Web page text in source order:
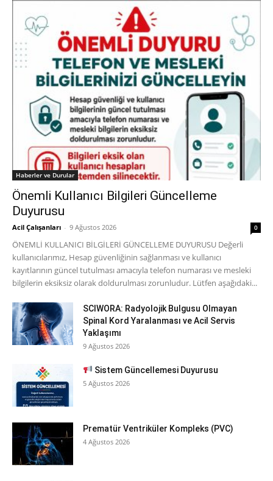
Haberler ve Durular
Önemli Kullanıcı Bilgileri Güncelleme
Duyurusu
Acil Çalışanları - 9 Ağustos 2026 0
ÖNEMLİ KULLANICI BİLGİLERİ GÜNCELLEME DUYURUSU Değerli
kullanıcılarımız, Hesap güvenliğinin sağlanması ve kullanıcı
kayıtlarının güncel tutulması amacıyla telefon numarası ve mesleki
bilgilerin eksiksiz olarak doldurulması zorunludur. Lütfen aşağıdaki...
SCIWORA: Radyolojik Bulgusu Olmayan
Spinal Kord Yaralanması ve Acil Servis
Yaklaşımı
9 Ağustos 2026
Sistem Güncellemesi Duyurusu
5 Ağustos 2026
Prematür Ventriküler Kompleks (PVC)
4 Ağustos 2026